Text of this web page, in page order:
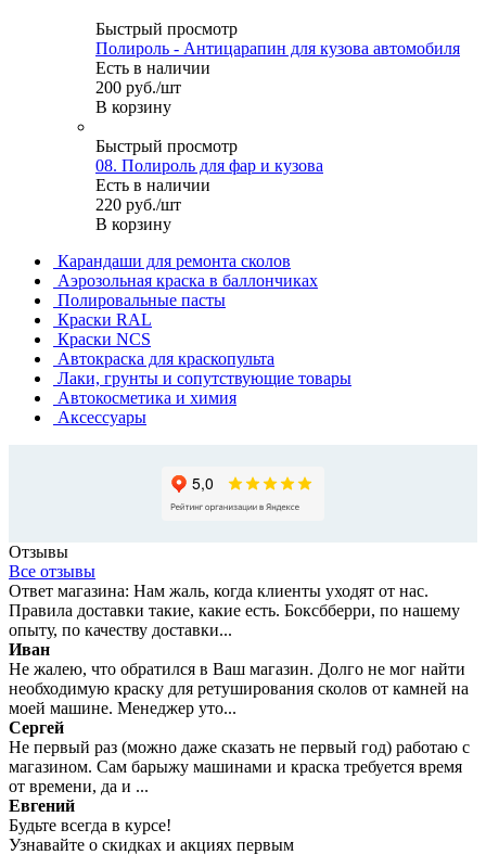
Быстрый просмотр
Полироль - Антицарапин для кузова автомобиля
Есть в наличии
200 руб./шт
В корзину
Быстрый просмотр
08. Полироль для фар и кузова
Есть в наличии
220 руб./шт
В корзину
Карандаши для ремонта сколов
Аэрозольная краска в баллончиках
Полировальные пасты
Краски RAL
Краски NCS
Автокраска для краскопульта
Лаки, грунты и сопутствующие товары
Автокосметика и химия
Аксессуары
Отзывы
Все отзывы
Ответ магазина: Нам жаль, когда клиенты уходят от нас.
Правила доставки такие, какие есть. Боксбберри, по нашему
опыту, по качеству доставки...
Иван
Не жалею, что обратился в Ваш магазин. Долго не мог найти
необходимую краску для ретуширования сколов от камней на
моей машине. Менеджер уто...
Сергей
Не первый раз (можно даже сказать не первый год) работаю с
магазином. Сам барыжу машинами и краска требуется время
от времени, да и ...
Евгений
Будьте всегда в курсе!
Узнавайте о скидках и акциях первым